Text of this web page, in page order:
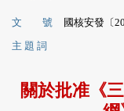
文 號
國核安發〔
主 題 詞
關於批准《